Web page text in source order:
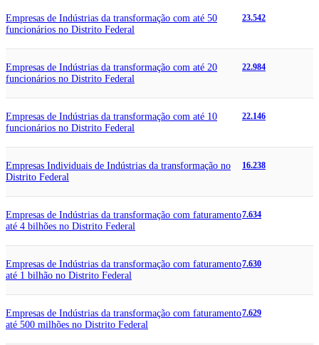
Empresas de Indústrias da transformação com até 50
funcionários no Distrito Federal
23.542
Empresas de Indústrias da transformação com até 20
funcionários no Distrito Federal
22.984
Empresas de Indústrias da transformação com até 10
funcionários no Distrito Federal
22.146
Empresas Individuais de Indústrias da transformação no
Distrito Federal
16.238
Empresas de Indústrias da transformação com faturamento
até 4 bilhões no Distrito Federal
7.634
Empresas de Indústrias da transformação com faturamento
até 1 bilhão no Distrito Federal
7.630
Empresas de Indústrias da transformação com faturamento
até 500 milhões no Distrito Federal
7.629